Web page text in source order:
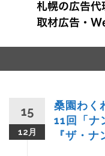
15
12月
桑園わく
11回「ナ
『ザ・ナ